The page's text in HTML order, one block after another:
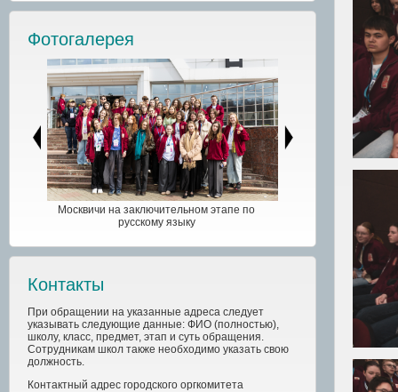
Фотогалерея
Москвичи на заключительном этапе по
русскому языку
Контакты
При обращении на указанные адреса следует
указывать следующие данные: ФИО (полностью),
школу, класс, предмет, этап и суть обращения.
Сотрудникам школ также необходимо указать свою
должность.
Контактный адрес городского оргкомитета